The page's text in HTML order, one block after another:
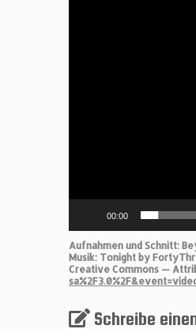
00:00
Aufnahmen und Schnitt:
Musik: Tonight by
Creative Commons —
Schreibe